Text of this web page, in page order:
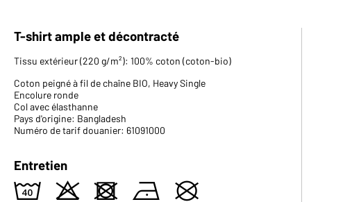
T-shirt ample et décontracté
Tissu extérieur (220 g/m²): 100% coton (coton-bio)
Coton peigné à fil de chaîne BIO, Heavy Single
Encolure ronde
Col avec élasthanne
Pays d'origine: Bangladesh
Numéro de tarif douanier: 61091000
Entretien
8 o d n U